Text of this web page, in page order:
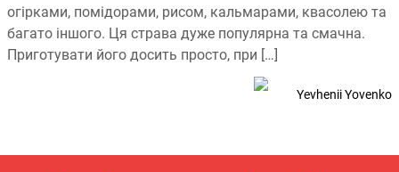
огірками, помідорами, рисом, кальмарами, квасолею та
багато іншого. Ця страва дуже популярна та смачна.
Приготувати його досить просто, при […]
Yevhenii Yovenko